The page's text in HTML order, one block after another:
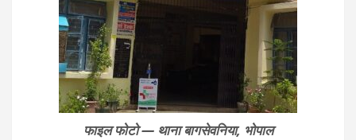
फाइल फोटो — थाना बागसेवनिया, भोपाल